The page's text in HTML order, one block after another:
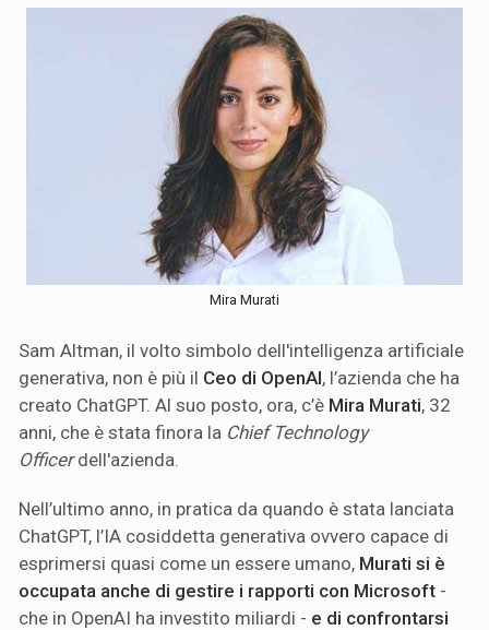
Mira Murati
Sam Altman, il volto simbolo dell'intelligenza artificiale
generativa, non è più il Ceo di OpenAI, l’azienda che ha
creato ChatGPT. Al suo posto, ora, c’è Mira Murati, 32
anni, che è stata finora la Chief Technology
Officerdell'azienda.
Nell’ultimo anno, in pratica da quando è stata lanciata
ChatGPT, l’IA cosiddetta generativa ovvero capace di
esprimersi quasi come un essere umano, Murati si è
occupata anche di gestire i rapporti con Microsoft -
che in OpenAI ha investito miliardi - e di confrontarsi